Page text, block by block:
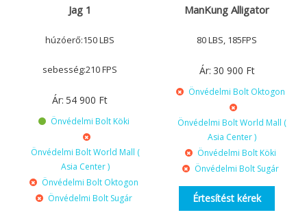
Jag 1
húzóerő:150 LBS
sebesség:210 FPS
Ár: 54 900 Ft
Önvédelmi Bolt Köki
Önvédelmi Bolt World Mall (
Asia Center )
Önvédelmi Bolt Oktogon
Önvédelmi Bolt Sugár
ManKung Alligator
80 LBS, 185FPS
Ár: 30 900 Ft
Önvédelmi Bolt Oktogon
Önvédelmi Bolt World Mall (
Asia Center )
Önvédelmi Bolt Köki
Önvédelmi Bolt Sugár
Értesítést kérek